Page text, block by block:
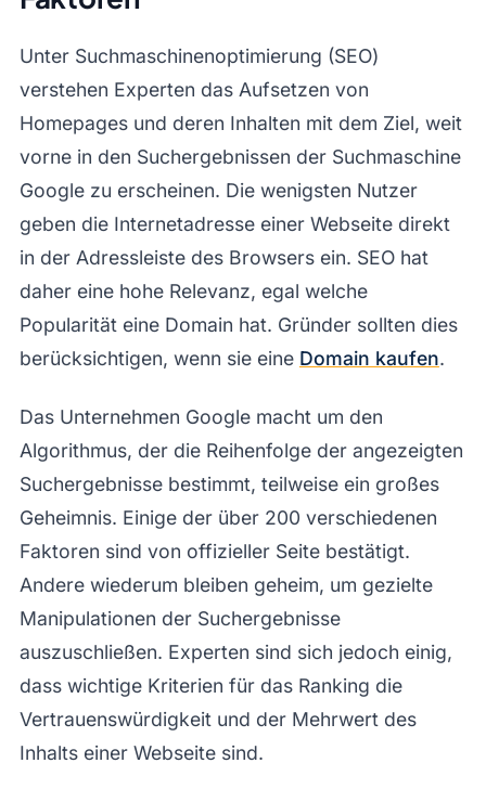
Unter Suchmaschinenoptimierung (SEO)
verstehen Experten das Aufsetzen von
Homepages und deren Inhalten mit dem Ziel, weit
vorne in den Suchergebnissen der Suchmaschine
Google zu erscheinen. Die wenigsten Nutzer
geben die Internetadresse einer Webseite direkt
in der Adressleiste des Browsers ein. SEO hat
daher eine hohe Relevanz, egal welche
Popularität eine Domain hat. Gründer sollten dies
berücksichtigen, wenn sie eine Domain kaufen.
Das Unternehmen Google macht um den
Algorithmus, der die Reihenfolge der angezeigten
Suchergebnisse bestimmt, teilweise ein großes
Geheimnis. Einige der über 200 verschiedenen
Faktoren sind von offizieller Seite bestätigt.
Andere wiederum bleiben geheim, um gezielte
Manipulationen der Suchergebnisse
auszuschließen. Experten sind sich jedoch einig,
dass wichtige Kriterien für das Ranking die
Vertrauenswürdigkeit und der Mehrwert des
Inhalts einer Webseite sind.